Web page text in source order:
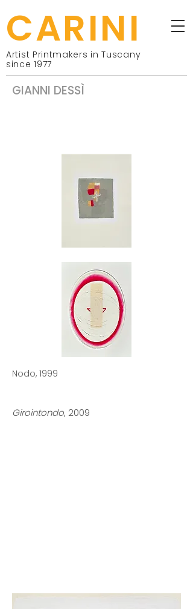
CARINI
Artist Printmakers in Tuscany
since 1977
GIANNI DESSÌ
Nodo, 1999
Girointondo, 2009